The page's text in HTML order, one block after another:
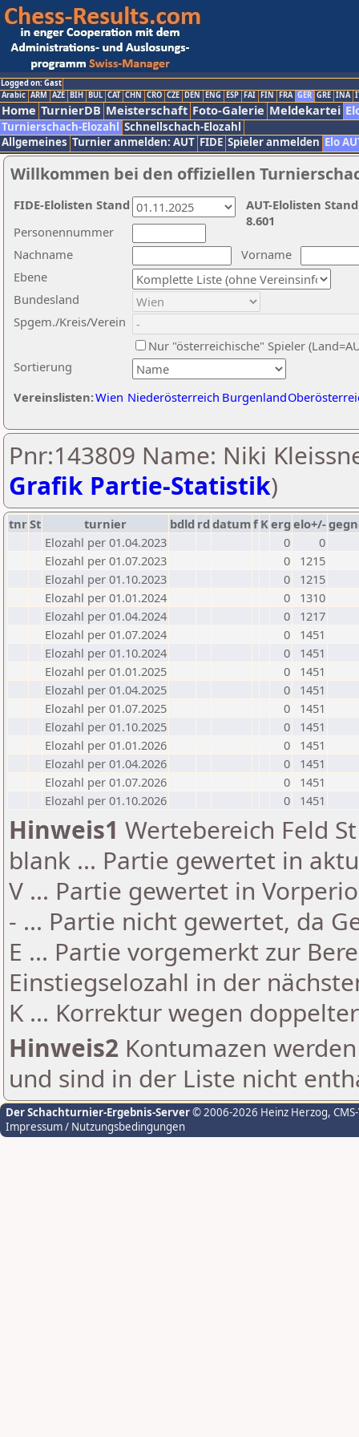
Logged on: Gast
Arabic ARM AZE BIH BUL CAT CHN CRO CZE DEN ENG ESP FAI FIN FRA GER GRE INA
Home TurnierDB Meisterschaft Foto-Galerie Meldekartei
Turnierschach-Elozahl Schnellschach-Elozahl
Allgemeines Turnier anmelden: AUT FIDE Spieler anmelden Elo
Willkommen bei den offiziellen
Nachname
Vorname
Ebene
Sortierung
Personennummer
Bundesland
Spgem./Kreis/Verein
Nur "österreichische" Spieler
Vereinslisten:Wien Niederösterreich Burgenland
AUT-Elolisten
8.601
FIDE-Elolisten Stand
Pnr:143809 Name: Niki
Grafik Partie-Statistik)
tnrSt turnier bdld rd datumf Kerg elo+/-
Elozahl per 01.04.2023
0
0
Elozahl per 01.07.2023
0
1215
Elozahl per 01.10.2023
0
1215
Elozahl per 01.01.2024
0
1310
Elozahl per 01.04.2024
0
1217
Elozahl per 01.07.2024
0
1451
Elozahl per 01.10.2024
0
1451
Elozahl per 01.01.2025
0
1451
Elozahl per 01.04.2025
0
1451
Elozahl per 01.07.2025
0
1451
Elozahl per 01.10.2025
0
1451
Elozahl per 01.01.2026
0
1451
Elozahl per 01.04.2026
0
1451
Elozahl per 01.07.2026
0
1451
Elozahl per 01.10.2026
0 1451
Hinweis1 Wertebereich Feld
blank ... Partie gewertet in
V ... Partie gewertet in
- ... Partie nicht gewertet, da
E ... Partie vorgemerkt zur
Einstiegselozahl in der
K ... Korrektur wegen
Hinweis2 Kontumazen
und sind in der Liste nicht
Der Schachturnier-Ergebnis-Server© 2006-2026 Heinz Herzog,
Impressum / Nutzungsbedingungen